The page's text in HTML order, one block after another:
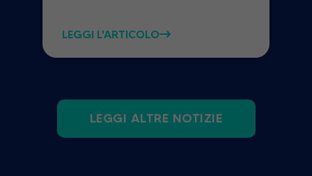
LEGGI L'ARTICOLO
LEGGI ALTRE NOTIZIE